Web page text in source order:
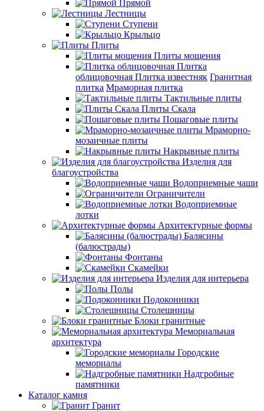
Прямой
Лестницы
Ступени
Крыльцо
Плиты
Плиты мощения
Плитка
облицовочная Плитка известняк Гранитная
плитка Мраморная плитка
Тактильные плиты
Плиты Скала
Пошаговые плиты
Мраморно-
мозаичные плиты
Накрывные плиты
Изделия для
благоустройства
Водоприемные чаши
Ограничители
Водоприемные
лотки
Архитектурные формы
Балясины
(балюстрады)
Фонтаны
Скамейки
Изделия для интерьера
Полы
Подоконники
Столешницы
Блоки гранитные
Мемориальная
архитектура
Городские
мемориалы
Надгробные
памятники
Каталог камня
Гранит